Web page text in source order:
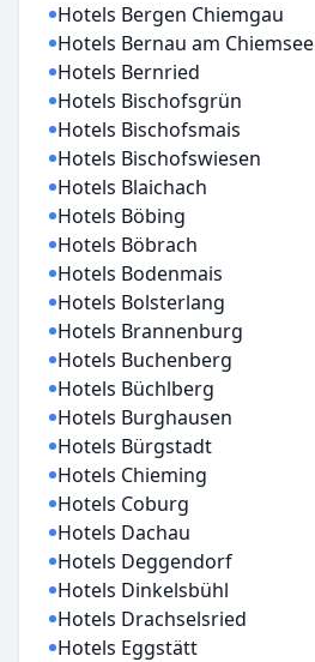
Hotels Bergen Chiemgau
Hotels Bernau am Chiemsee
Hotels Bernried
Hotels Bischofsgrün
Hotels Bischofsmais
Hotels Bischofswiesen
Hotels Blaichach
Hotels Böbing
Hotels Böbrach
Hotels Bodenmais
Hotels Bolsterlang
Hotels Brannenburg
Hotels Buchenberg
Hotels Büchlberg
Hotels Burghausen
Hotels Bürgstadt
Hotels Chieming
Hotels Coburg
Hotels Dachau
Hotels Deggendorf
Hotels Dinkelsbühl
Hotels Drachselsried
Hotels Eggstätt